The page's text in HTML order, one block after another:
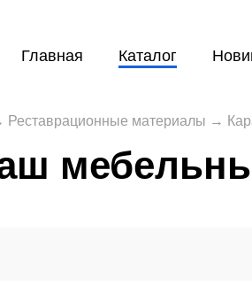
Главная Каталог
Реставрационные материалы →